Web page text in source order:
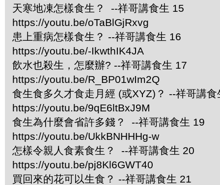
天寒地凍怎樣食生？ --祥哥講食生 15
https://youtu.be/oTaBlGjRxvg
患上重病怎樣食生？ --祥哥講食生 16
https://youtu.be/-IkwthIK4JA
飲水也殺生，怎麼辦? --祥哥講食生 17
https://youtu.be/R_BP01wIm2Q
食生食多久才食走月經 (或XYZ)？ --祥哥講食
https://youtu.be/9qE6ltBxJ9M
食生為什麼會省許多錢？ --祥哥講食生 19
https://youtu.be/UkkBNHHHg-w
怎樣令親人食素食生？ --祥哥講食生 20
https://youtu.be/pj8Kl6GWT40
買回來的花可以生食？ --祥哥講食生 21